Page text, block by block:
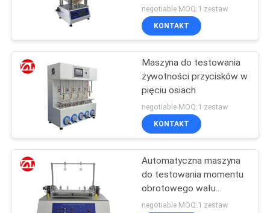
Komora do badań
środowiska
Urządzenia do
105
Telefony komórkowe
Maszyna do testowania
skręcania
negotiable MOQ:1 zestaw
KONTAKT
Maszyna do testowania
żywotności przycisków w
pięciu osiach
negotiable MOQ:1 zestaw
KONTAKT
Automatyczna maszyna
do testowania momentu
obrotowego wału
notebooka
negotiable MOQ:1 zestaw